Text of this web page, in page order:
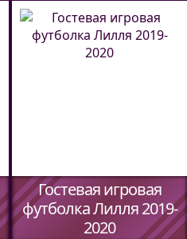
Гостевая игровая
футболка Лилля 2019-
2020